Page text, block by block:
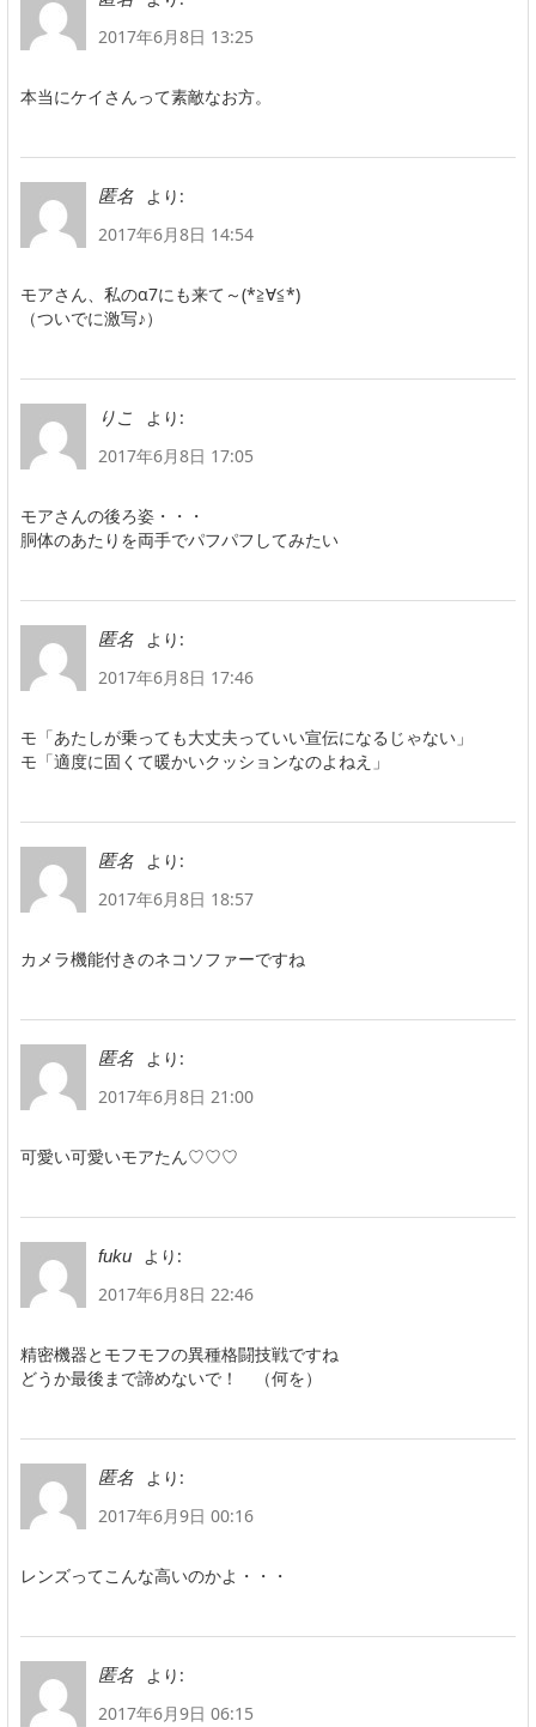
2017年6月8日 13:25
本当にケイさんって素敵なお方。
匿名
より:
2017年6月8日 14:54
モアさん、私のα7にも来て～(*≧∀≦*)
（ついでに激写♪）
りこ
より:
2017年6月8日 17:05
モアさんの後ろ姿・・・
胴体のあたりを両手でパフパフしてみたい
匿名
より:
2017年6月8日 17:46
モ「あたしが乗っても大丈夫っていい宣伝になるじゃない」
モ「適度に固くて暖かいクッションなのよねえ」
匿名
より:
2017年6月8日 18:57
カメラ機能付きのネコソファーですね
匿名
より:
2017年6月8日 21:00
可愛い可愛いモアたん♡♡♡
fuku
より:
2017年6月8日 22:46
精密機器とモフモフの異種格闘技戦ですね
どうか最後まで諦めないで！ （何を）
匿名
より:
2017年6月9日 00:16
レンズってこんな高いのかよ・・・
匿名
より:
2017年6月9日 06:15